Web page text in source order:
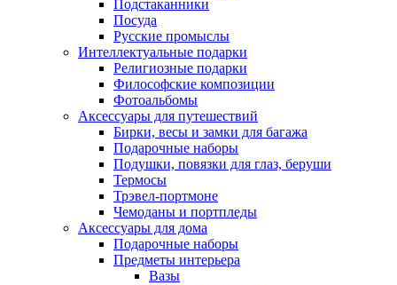
Подстаканники
Посуда
Русские промыслы
Интеллектуальные подарки
Религиозные подарки
Философские композиции
Фотоальбомы
Аксессуары для путешествий
Бирки, весы и замки для багажа
Подарочные наборы
Подушки, повязки для глаз, беруши
Термосы
Трэвел-портмоне
Чемоданы и портпледы
Аксессуары для дома
Подарочные наборы
Предметы интерьера
Вазы